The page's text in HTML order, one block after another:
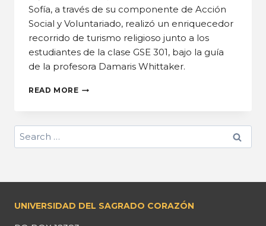
Sofía, a través de su componente de Acción
Social y Voluntariado, realizó un enriquecedor
recorrido de turismo religioso junto a los
estudiantes de la clase GSE 301, bajo la guía
de la profesora Damaris Whittaker.
READ MORE
UNIVERSIDAD DEL SAGRADO CORAZÓN